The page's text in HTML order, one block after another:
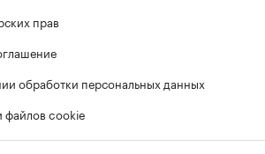
прав
обработки персональных данных
файлов cookie